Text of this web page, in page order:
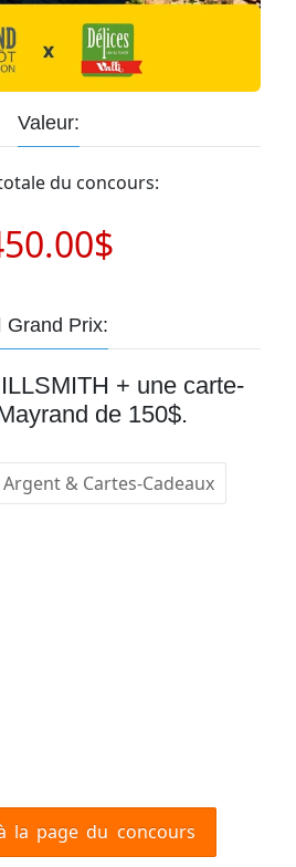
Valeur:
du concours:
Grand Prix:
+ une carte-
de 150$.
Argent & Cartes-Cadeaux
la page du concours